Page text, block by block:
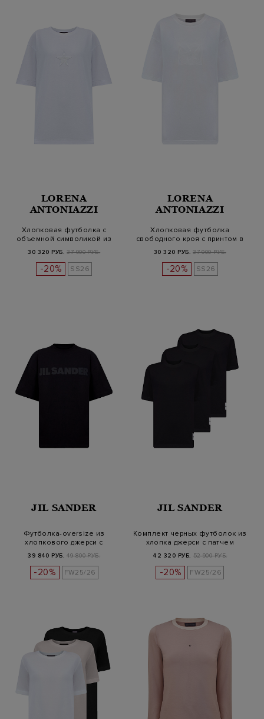
LORENA
ANTONIAZZI
Хлопковая футболка с
объемной символикой из
30 320 РУБ. 37 900 РУБ.
-20% SS26
LORENA
ANTONIAZZI
Хлопковая футболка
свободного кроя с принтом в
30 320 РУБ. 37 900 РУБ.
-20% SS26
JIL SANDER
Футболка-oversize из
хлопкового джерси с
39 840 РУБ. 49 800 РУБ.
-20% FW25/26
JIL SANDER
Комплект черных футболок из
хлопка джерси с патчем
42 320 РУБ. 52 900 РУБ.
-20% FW25/26